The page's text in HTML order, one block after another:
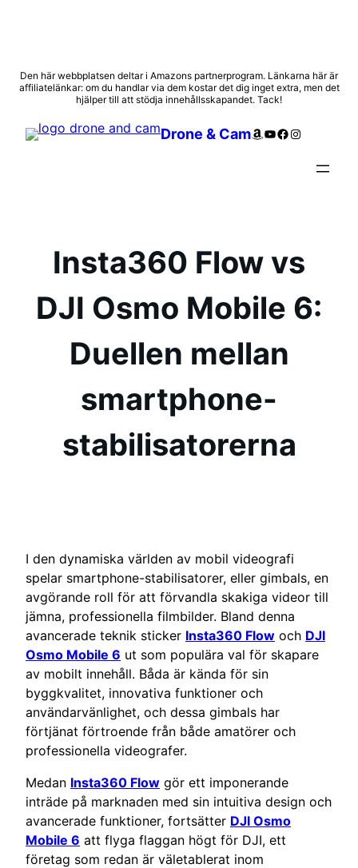
Hoppa
till
Den här webbplatsen deltar i Amazons partnerprogram. Länkarna här är
affiliatelänkar: om du handlar via dem kostar det dig inget extra, men det
hjälper till att stödja innehållsskapandet. Tack!
Drone & CamAmazon
YouTube
Facebook
Instagram
Insta360 Flow vs
DJI Osmo Mobile 6:
Duellen mellan
smartphone-
stabilisatorerna
I den dynamiska världen av mobil videografi
spelar smartphone-stabilisatorer, eller gimbals, en
avgörande roll för att förvandla skakiga videor till
jämna, professionella filmbilder. Bland denna
avancerade teknik sticker Insta360 Flow och DJI
Osmo Mobile 6 ut som populära val för skapare
av mobilt innehåll. Båda är kända för sin
byggkvalitet, innovativa funktioner och
användarvänlighet, och dessa gimbals har
förtjänat förtroende från både amatörer och
professionella videografer.
Medan Insta360 Flow gör ett imponerande
inträde på marknaden med sin intuitiva design och
avancerade funktioner, fortsätter DJI Osmo
Mobile 6 att flyga flaggan högt för DJI, ett
företag som redan är väletablerat inom